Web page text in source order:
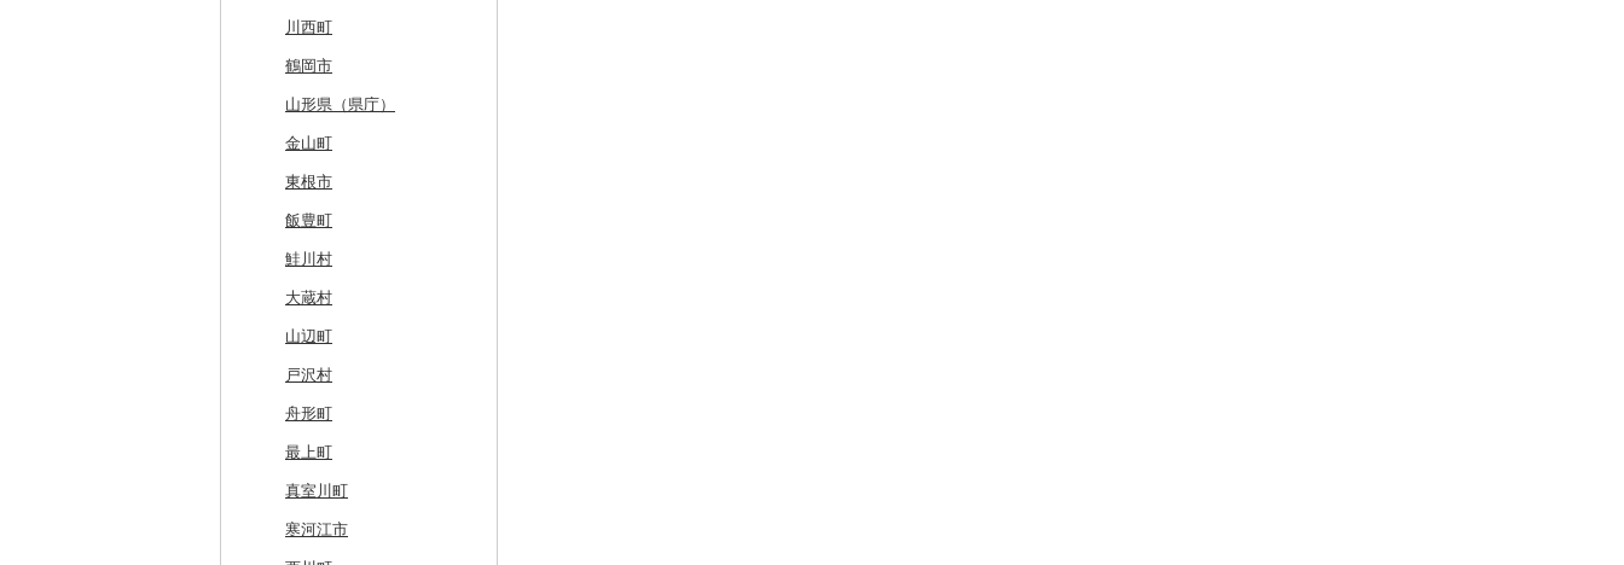
南富良野町
上富良野町
和寒町
紋別市
乙部町
根室市
三笠市
東川町
厚真町
奥尻町
網走市
浦河町
広尾町
中札内村
新郷村
横浜町
野辺地町
佐井村
六戸町
五所川原市
平川市
蓬田村
中泊町
外ヶ浜町
つがる市
弘前市
鰺ヶ沢町
むつ市
田野畑村
盛岡市
遠野市
奥州市
雫石町
岩手県（県庁）
一関市
久慈市
西和賀町
北上市
平泉町
洋野町
大船渡市
山田町
岩沼市
七ヶ宿町
大崎市
塩竈市
石巻市
多賀城市
宮城県（県庁）
亘理町
蔵王町
女川町
気仙沼市
美里町
松島町
大和町
羽後町
秋田県（県庁）
秋田市
男鹿市
美郷町
東成瀬村
五城目町
北秋田市
八峰町
鹿角市
大仙市
八郎潟町
川西町
鶴岡市
山形県（県庁）
金山町
東根市
飯豊町
鮭川村
大蔵村
山辺町
戸沢村
舟形町
最上町
真室川町
寒河江市